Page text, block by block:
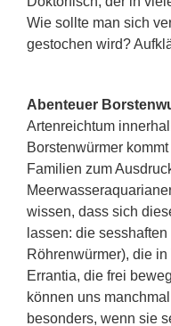
Wie sollte man sich
gestochen wird?
Abenteuer
Artenreichtum
Borstenwürmer
Familien zum
wissen, dass sich
lassen: die
Röhrenwürmer), die
Errantia, die frei
können uns
besonders, wenn sie